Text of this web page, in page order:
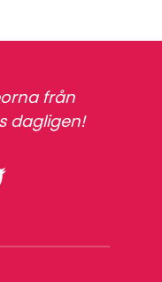
från
dagligen!